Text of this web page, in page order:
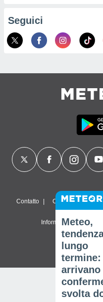
Seguici
Contatto Chi siamo
Informativa sulla privacy
© 2026
Meteo,
lungo
termine:
arrivano
svolta